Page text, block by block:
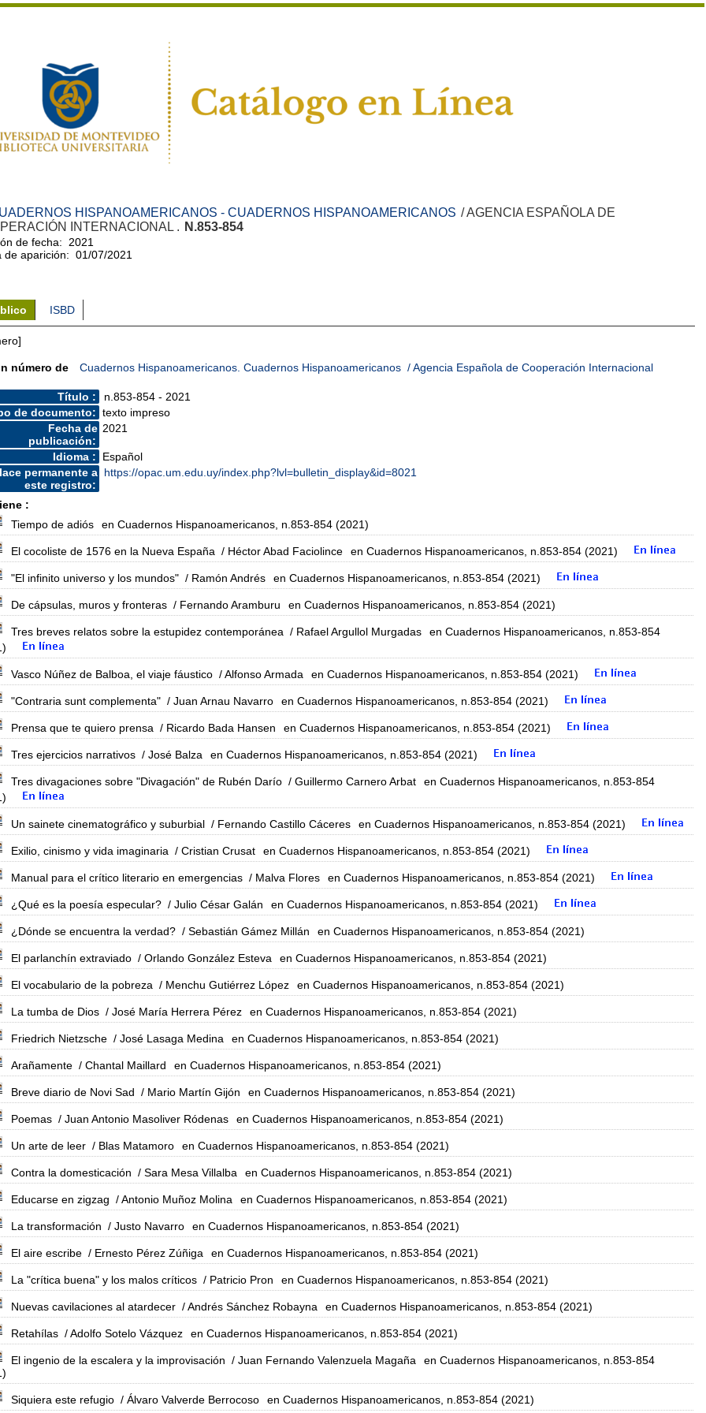
HISPANOAMERICANOS - CUADERNOS HISPANOAMERICANOS / AGENCIA ESPAÑOLA DE
INTERNACIONAL . N.853-854
de fecha: 2021
de aparición: 01/07/2021
ISBD
número de Cuadernos Hispanoamericanos. Cuadernos Hispanoamericanos / Agencia Española de Cooperación Internacional
Título :
n.853-854 - 2021
de documento: texto impreso
Fecha de
publicación:
2021
Idioma :
Español
permanente a
este registro:
https://opac.um.edu.uy/index.php?lvl=bulletin_display&id=8021
:
Tiempo de adiós
en Cuadernos Hispanoamericanos, n.853-854 (2021)
El cocoliste de 1576 en la Nueva España / Héctor Abad Faciolince en Cuadernos Hispanoamericanos, n.853-854 (2021)
"El infinito universo y los mundos" / Ramón Andrés en Cuadernos Hispanoamericanos, n.853-854 (2021)
De cápsulas, muros y fronteras / Fernando Aramburu en Cuadernos Hispanoamericanos, n.853-854 (2021)
Tres breves relatos sobre la estupidez contemporánea / Rafael Argullol Murgadas
en Cuadernos Hispanoamericanos, n.853-854
Vasco Núñez de Balboa, el viaje fáustico / Alfonso Armada en Cuadernos Hispanoamericanos, n.853-854 (2021)
"Contraria sunt complementa" / Juan Arnau Navarro en Cuadernos Hispanoamericanos, n.853-854 (2021)
Prensa que te quiero prensa / Ricardo Bada Hansen en Cuadernos Hispanoamericanos, n.853-854 (2021)
Tres ejercicios narrativos / José Balza en Cuadernos Hispanoamericanos, n.853-854 (2021)
Tres divagaciones sobre "Divagación" de Rubén Darío / Guillermo Carnero Arbat
en Cuadernos Hispanoamericanos, n.853-854
Un sainete cinematográfico y suburbial / Fernando Castillo Cáceres en Cuadernos Hispanoamericanos, n.853-854 (2021)
Exilio, cinismo y vida imaginaria / Cristian Crusat en Cuadernos Hispanoamericanos, n.853-854 (2021)
Manual para el crítico literario en emergencias / Malva Flores en Cuadernos Hispanoamericanos, n.853-854 (2021)
¿Qué es la poesía especular? / Julio César Galán en Cuadernos Hispanoamericanos, n.853-854 (2021)
¿Dónde se encuentra la verdad? / Sebastián Gámez Millán en Cuadernos Hispanoamericanos, n.853-854 (2021)
El parlanchín extraviado / Orlando González Esteva en Cuadernos Hispanoamericanos, n.853-854 (2021)
El vocabulario de la pobreza / Menchu Gutiérrez López en Cuadernos Hispanoamericanos, n.853-854 (2021)
La tumba de Dios / José María Herrera Pérez en Cuadernos Hispanoamericanos, n.853-854 (2021)
Friedrich Nietzsche / José Lasaga Medina en Cuadernos Hispanoamericanos, n.853-854 (2021)
Arañamente / Chantal Maillard en Cuadernos Hispanoamericanos, n.853-854 (2021)
Breve diario de Novi Sad / Mario Martín Gijón en Cuadernos Hispanoamericanos, n.853-854 (2021)
Poemas / Juan Antonio Masoliver Ródenas en Cuadernos Hispanoamericanos, n.853-854 (2021)
Un arte de leer / Blas Matamoro en Cuadernos Hispanoamericanos, n.853-854 (2021)
Contra la domesticación / Sara Mesa Villalba en Cuadernos Hispanoamericanos, n.853-854 (2021)
Educarse en zigzag / Antonio Muñoz Molina en Cuadernos Hispanoamericanos, n.853-854 (2021)
La transformación / Justo Navarro en Cuadernos Hispanoamericanos, n.853-854 (2021)
El aire escribe / Ernesto Pérez Zúñiga en Cuadernos Hispanoamericanos, n.853-854 (2021)
La "crítica buena" y los malos críticos / Patricio Pron en Cuadernos Hispanoamericanos, n.853-854 (2021)
Nuevas cavilaciones al atardecer / Andrés Sánchez Robayna en Cuadernos Hispanoamericanos, n.853-854 (2021)
Retahílas / Adolfo Sotelo Vázquez en Cuadernos Hispanoamericanos, n.853-854 (2021)
El ingenio de la escalera y la improvisación / Juan Fernando Valenzuela Magaña
en Cuadernos Hispanoamericanos, n.853-854
Siquiera este refugio / Álvaro Valverde Berrocoso en Cuadernos Hispanoamericanos, n.853-854 (2021)